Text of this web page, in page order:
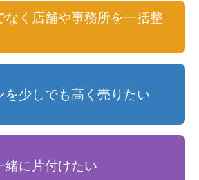
なく店舗や事務所を一括整
を少しでも高く売りたい
に片付けたい